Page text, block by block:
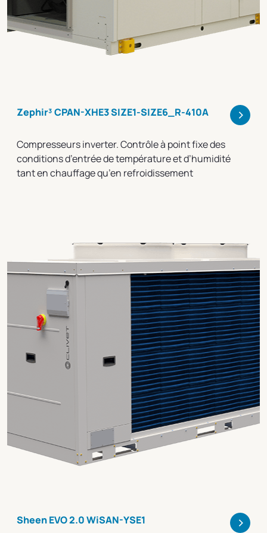
Zephir³ CPAN-XHE3 SIZE1-SIZE6_R-410A >
Compresseurs inverter. Contrôle à point fixe des
conditions d’entrée de température et d’humidité
tant en chauffage qu’en refroidissement
Sheen EVO 2.0 WiSAN-YSE1 >